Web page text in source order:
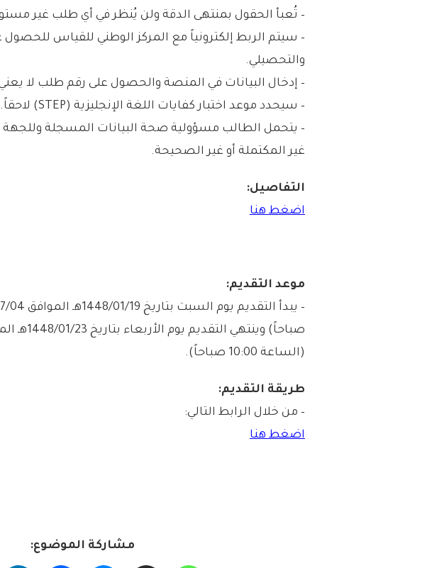
– تُعبأ الحقول بمنتهى الدقة ولن يُنظر في أي طلب غير
– سيتم الربط إلكترونياً مع المركز الوطني للقياس للحصول
والتحصيلي.
– إدخال البيانات في المنصة والحصول على رقم طلب لا
– سيحدد موعد اختبار كفايات اللغة الإنجليزية (STEP) لاحقاً.
– يتحمل الطالب مسؤولية صحة البيانات المسجلة وللجهة
غير المكتملة أو غير الصحيحة.
التفاصيل:
اضغط هنا
موعد التقديم:
(الساعة 10:00 صباحاً).
طريقة التقديم:
– من خلال الرابط التالي:
اضغط هنا
مشاركة الموضوع: